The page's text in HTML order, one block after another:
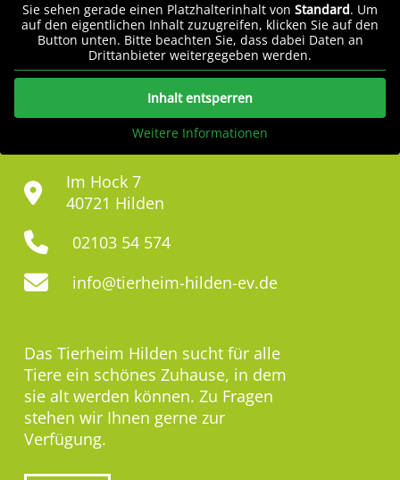
Sie sehen gerade einen Platzhalterinhalt von Standard. Um
auf den eigentlichen Inhalt zuzugreifen, klicken Sie auf den
Button unten. Bitte beachten Sie, dass dabei Daten an
Drittanbieter weitergegeben werden.
Inhalt entsperren
Weitere Informationen
Im Hock 7
40721 Hilden
02103 54 574
info@tierheim-hilden-ev.de
Das Tierheim Hilden sucht für alle
Tiere ein schönes Zuhause, in dem
sie alt werden können. Zu Fragen
stehen wir Ihnen gerne zur
Verfügung.